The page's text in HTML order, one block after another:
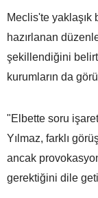
Meclis'te yaklaşık
hazırlanan
şekillendiğini
kurumların da
"Elbette soru
Yılmaz, farklı
ancak
gerektiğini dile